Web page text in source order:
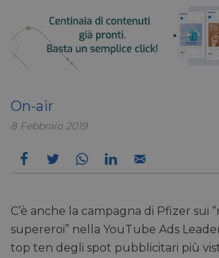
On-air
8 Febbraio 2019
C’è anche la campagna di Pfizer sui
supereroi” nella YouTube Ads
top ten degli spot pubblicitari più